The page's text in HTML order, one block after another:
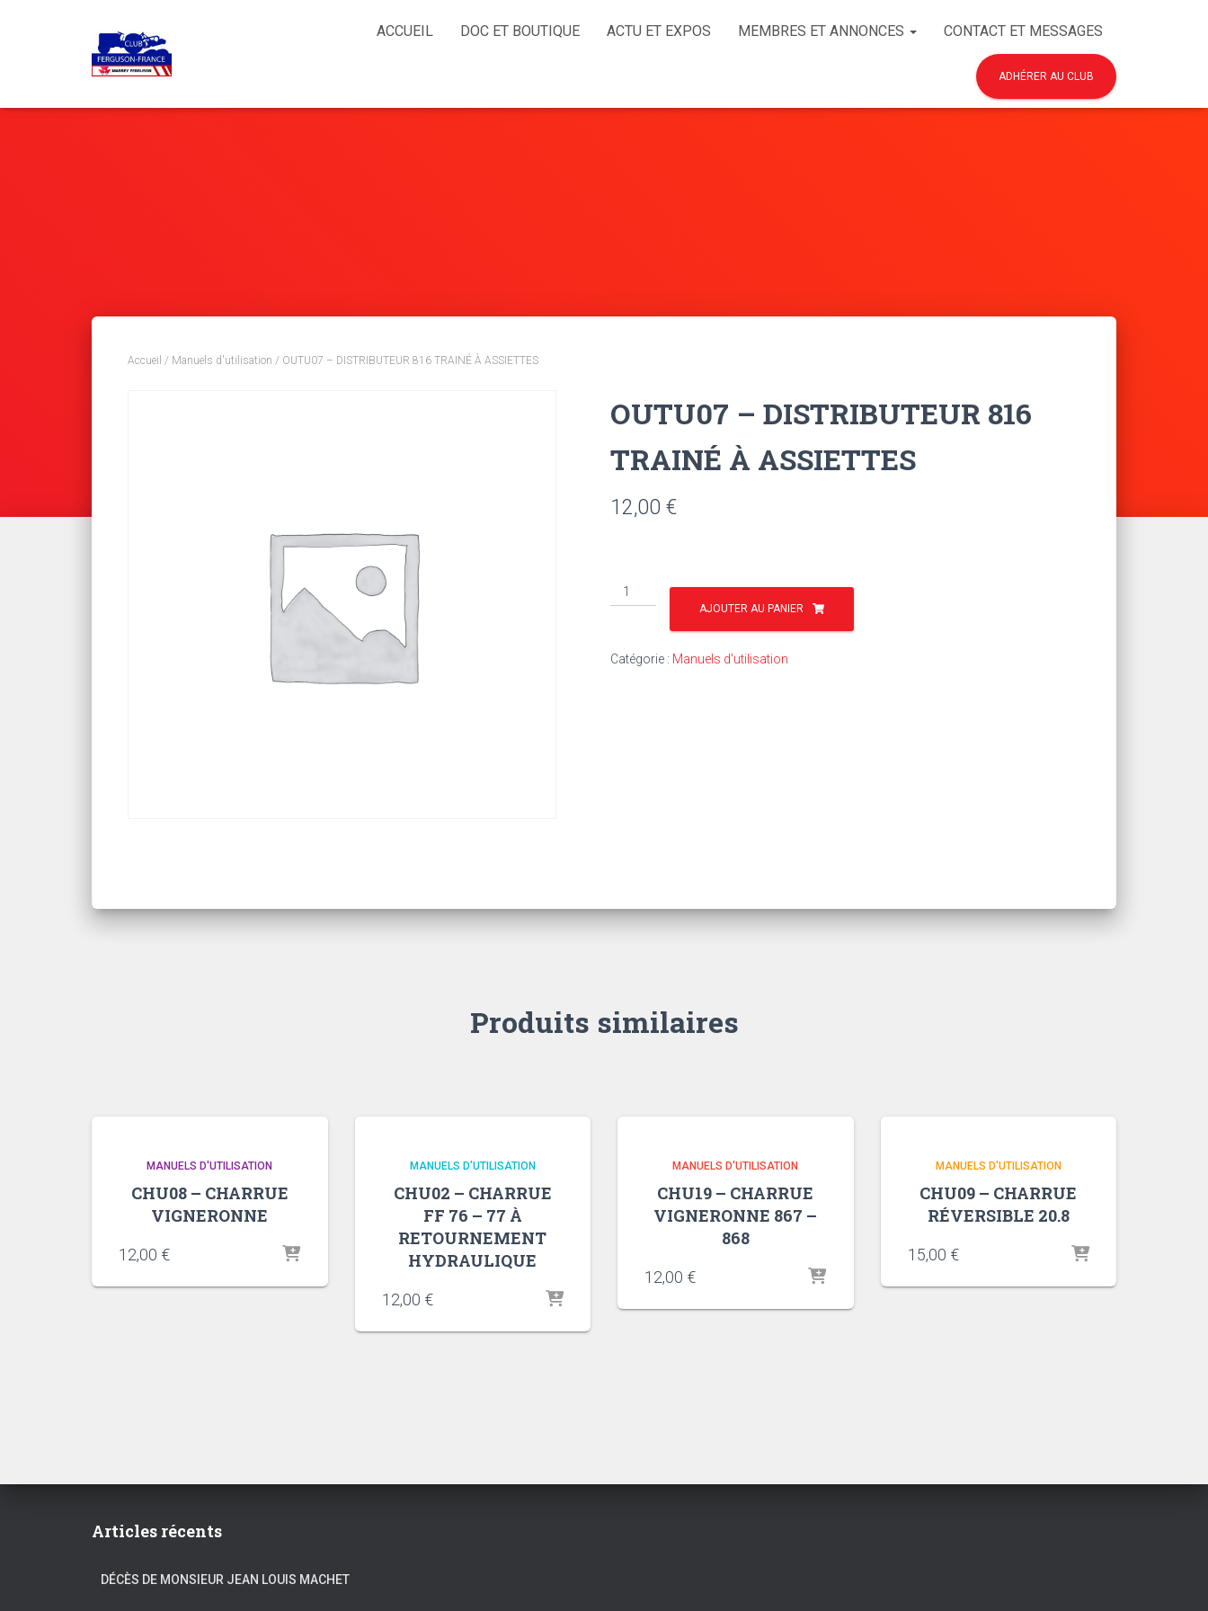
ACCUEIL DOC ET BOUTIQUE ACTU ET EXPOS MEMBRES ET ANNONCES CONTACT ET MESSAGES
ADHÉRER AU CLUB
Accueil / Manuels d'utilisation / OUTU07 – DISTRIBUTEUR 816 TRAINÉ À ASSIETTES
OUTU07 – DISTRIBUTEUR 816
TRAINÉ À ASSIETTES
12,00 €
quantité
de
DISTRIBUTEUR
AJOUTER AU PANIER
Catégorie : Manuels d'utilisation
Produits similaires
MANUELS D'UTILISATION
CHU08 – CHARRUE
VIGNERONNE
12,00 €
MANUELS D'UTILISATION
CHU02 – CHARRUE
FF 76 – 77 À
RETOURNEMENT
HYDRAULIQUE
12,00 €
MANUELS D'UTILISATION
CHU19 – CHARRUE
VIGNERONNE 867 –
868
12,00 €
MANUELS D'UTILISATION
CHU09 – CHARRUE
RÉVERSIBLE 20.8
15,00 €
Articles récents
DÉCÈS DE MONSIEUR JEAN LOUIS MACHET